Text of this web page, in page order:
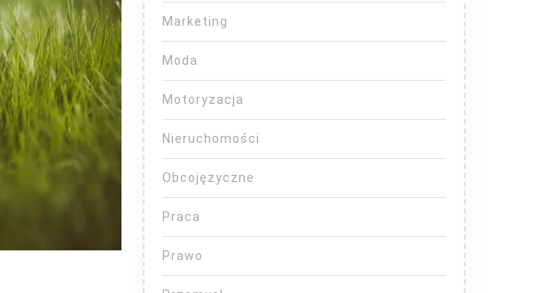
Marketing
Moda
Motoryzacja
Nieruchomości
Obcojęzyczne
Praca
Prawo